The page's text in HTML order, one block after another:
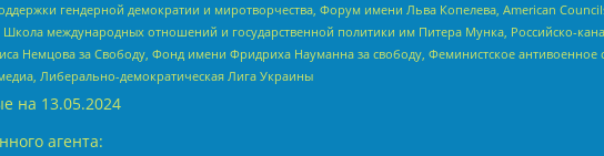
гендерной демократии и миротворчества, Форум имени Льва Копелева, American
международных отношений и государственной политики им Питера Мунка, Российско-
Немцова за Свободу, Фонд имени Фридриха Науманна за свободу, Феминистское антивоенное
Либерально-демократическая Лига Украины
на 13.05.2024
агента: